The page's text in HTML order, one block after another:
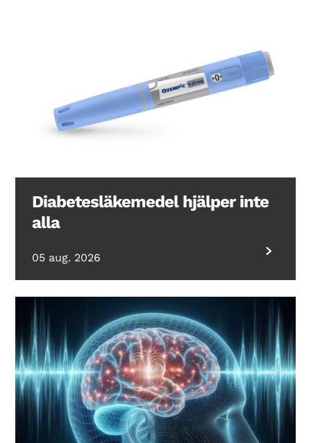
Diabetesläkemedel hjälper inte
alla
05 aug. 2026